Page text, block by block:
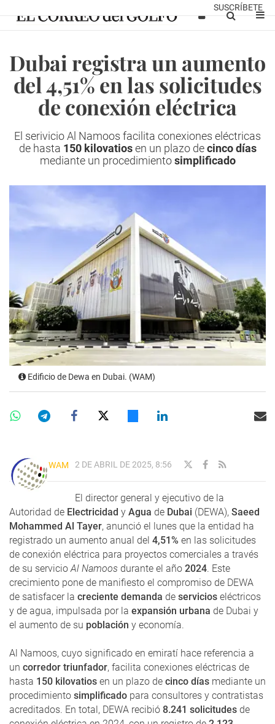
SUSCRÍBETE
Dubai registra un aumento
del 4,51% en las solicitudes
de conexión eléctrica
El serivicio Al Namoos facilita conexiones eléctricas
de hasta 150 kilovatiosen un plazo decinco días
mediante un procedimientosimplificado
Edificio de Dewa en Dubai. (WAM)
WAM 2 DE ABRIL DE 2025, 8:56
El director general y ejecutivo de la
Autoridad de Electricidad y Agua de Dubai (DEWA), Saeed
Mohammed Al Tayer, anunció el lunes que la entidad ha
registrado un aumento anual del 4,51% en las solicitudes
de conexión eléctrica para proyectos comerciales a través
de su servicioAl Namoos durante el año 2024. Este
crecimiento pone de manifiesto el compromiso de DEWA
de satisfacer la creciente demanda de servicios eléctricos
y de agua, impulsada por la expansión urbana de Dubai y
el aumento de su población y economía.
Al Namoos, cuyo significado en emiratí hace referencia a
un corredor triunfador, facilita conexiones eléctricas de
hasta 150 kilovatios en un plazo de cinco días mediante un
procedimiento simplificado para consultores y contratistas
acreditados. En total, DEWA recibió 8.241 solicitudes de